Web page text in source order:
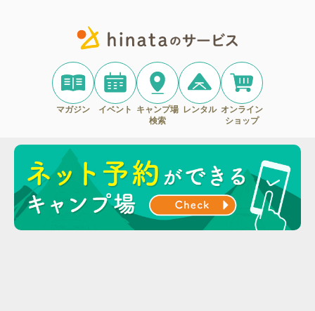
マガジン イベント
キャンプ場
検索
レンタル オンライン
ショップ